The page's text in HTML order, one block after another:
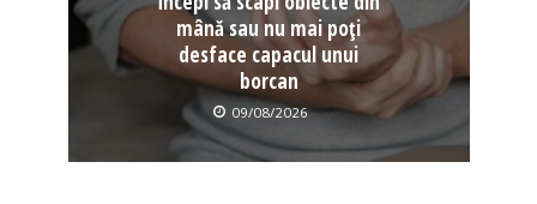
mână sau nu mai poți
desface capacul unui
borcan
09/08/2026